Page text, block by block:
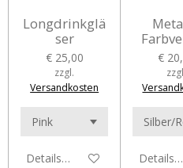
Longdrinkglä
ser
€ 25,00
zzgl.
Versandkosten
Details anzeigen
€
Details